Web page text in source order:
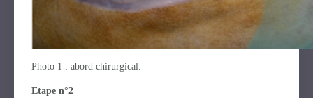
Photo 1 : abord chirurgical.
Etape n°2